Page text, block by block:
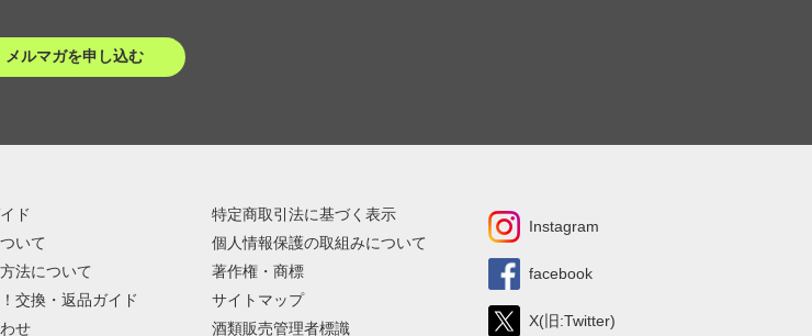
メルマガを申し込む
ド
いて
法について
交換・返品ガイド
せ
特定商取引法に基づく表示
個人情報保護の取組みについて
著作権・商標
サイトマップ
酒類販売管理者標識
Instagram
facebook
X(旧:Twitter)